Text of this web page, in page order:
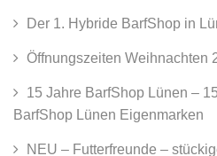
Der 1. Hybride BarfShop in
Öffnungszeiten Weihnachten
15 Jahre BarfShop Lünen –
BarfShop Lünen Eigenmarken
NEU – Futterfreunde –